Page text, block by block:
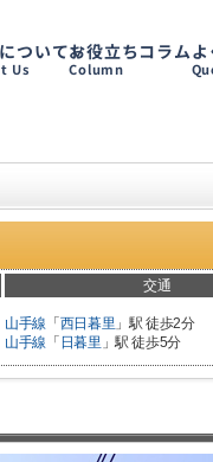
ついて
Us
お役立ちコラム
Column
交通
山手線 「西日暮里 」駅 徒歩2分
山手線 「 日暮里 」駅 徒歩5分